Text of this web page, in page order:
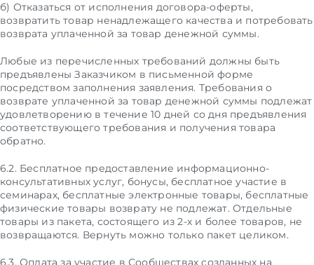
б) Отказаться от исполнения договора-оферты,
возвратить товар ненадлежащего качества и потребовать
возврата уплаченной за товар денежной суммы.
Любые из перечисленных требований должны быть
предъявлены Заказчиком в письменной форме
посредством заполнения заявления. Требования о
возврате уплаченной за товар денежной суммы подлежат
удовлетворению в течение 10 дней со дня предъявления
соответствующего требования и получения товара
обратно.
6.2. Бесплатное предоставление информационно-
консультативных услуг, бонусы, бесплатное участие в
семинарах, бесплатные электронные товары, бесплатные
физические товары возврату не подлежат. Отдельные
товары из пакета, состоящего из 2-х и более товаров, не
возвращаются. Вернуть можно только пакет целиком.
6.3. Оплата за участие в Сообществах созданных на